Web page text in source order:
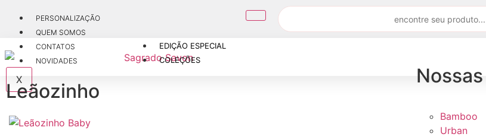
PERSONALIZAÇÃO
QUEM SOMOS
CONTATOS
NOVIDADES
X
EDIÇÃO ESPECIAL
COLEÇÕES
Bamboo
Urban
Leãozinho